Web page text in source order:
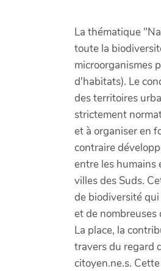
La thématique
toute la
microorganismes
d'habitats). Le
des territoires
strictement
et à organiser en
contraire
entre les humains
villes des Suds.
de biodiversité
et de nombreuses
La place, la
travers du regard
citoyen.ne.s.